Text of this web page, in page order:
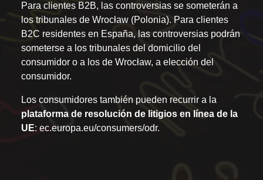
Para clientes B2B, las controversias se someterán a
los tribunales de Wrocław (Polonia). Para clientes
B2C residentes en España, las controversias podrán
someterse a los tribunales del domicilio del
consumidor o a los de Wrocław, a elección del
consumidor.
Los consumidores también pueden recurrir a la
plataforma de resolución de litigios en línea de la
UE: ec.europa.eu/consumers/odr.